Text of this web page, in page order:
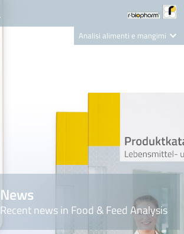
Analisi alimenti e mangimi
Nutrition Care
News
Recent news in Food & Feed Analysis